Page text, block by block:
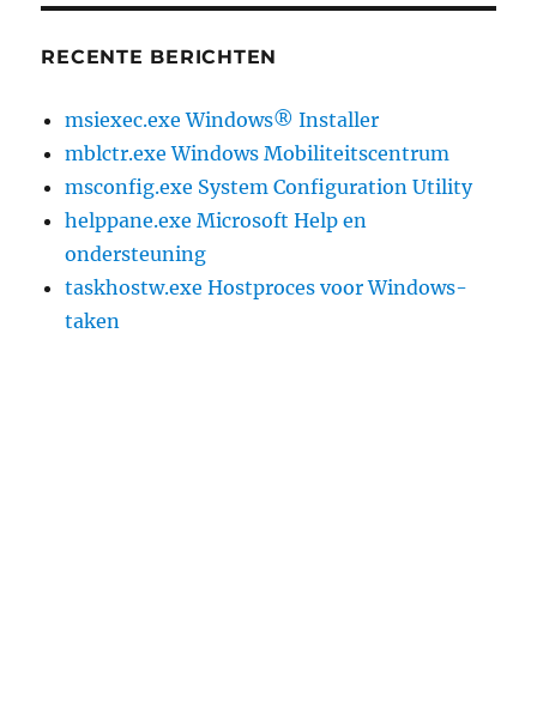
RECENTE BERICHTEN
msiexec.exe Windows® Installer
mblctr.exe Windows Mobiliteitscentrum
msconfig.exe System Configuration Utility
helppane.exe Microsoft Help en
ondersteuning
taskhostw.exe Hostproces voor Windows-
taken